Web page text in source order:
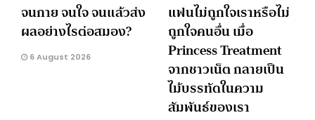
จนกาย จนใจ จนแล้วส่ง
ผลอย่างไรต่อสมอง?
6 August 2026
แฟนไม่ถูกใจเราหรือไม่
ถูกใจคนอื่น เมื่อ
Princess Treatment
จากชาวเน็ต กลายเป็น
ไม้บรรทัดในความ
สัมพันธ์ของเรา